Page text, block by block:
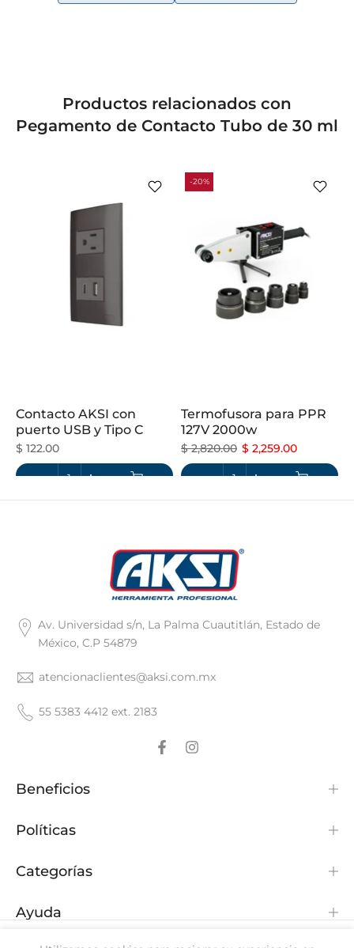
Productos relacionados con
Pegamento de Contacto Tubo de 30 ml
Contacto AKSI con
puerto USB y Tipo C
$ 122.00
-20%
Termofusora para PPR
127V 2000w
$ 2,820.00 $ 2,259.00
Av. Universidad s/n, La Palma Cuautitlán, Estado de
México, C.P 54879
atencionaclientes@aksi.com.mx
55 5383 4412 ext. 2183
Beneficios
Políticas
Categorías
Ayuda